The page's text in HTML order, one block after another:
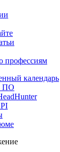
профессиям
календарь
ПО